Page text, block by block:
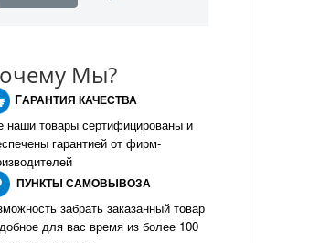
Мы?
ГАРАНТИЯ КАЧЕСТВА
наши товары сертифицированы и
гарантией от фирм-
й
ПУНКТЫ САМОВЫВОЗА
забрать заказанный товар
для вас время из более 100